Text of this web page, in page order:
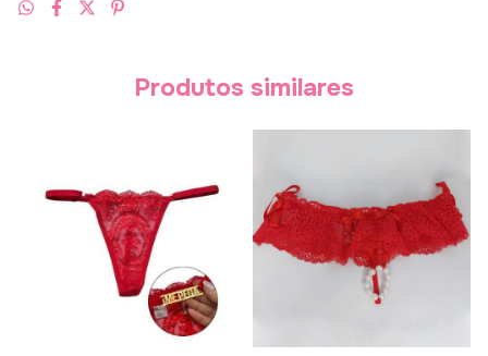
Produtos similares